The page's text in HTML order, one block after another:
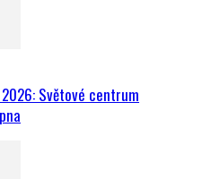
2026: Světové centrum